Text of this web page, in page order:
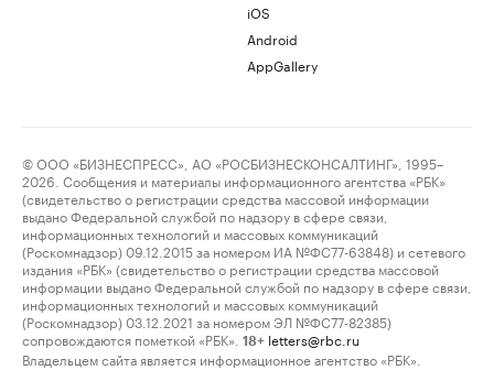
iOS
Android
AppGallery
© ООО «БИЗНЕСПРЕСС», АО «РОСБИЗНЕСКОНСАЛТИНГ», 1995–
2026. Сообщения и материалы информационного агентства «РБК»
(свидетельство о регистрации средства массовой информации
выдано Федеральной службой по надзору в сфере связи,
информационных технологий и массовых коммуникаций
(Роскомнадзор) 09.12.2015 за номером ИА №ФС77-63848) и сетевого
издания «РБК» (свидетельство о регистрации средства массовой
информации выдано Федеральной службой по надзору в сфере связи,
информационных технологий и массовых коммуникаций
(Роскомнадзор) 03.12.2021 за номером ЭЛ №ФС77-82385)
сопровождаются пометкой «РБК».
18+ letters@rbc.ru
Владельцем сайта является информационное агентство «РБК».